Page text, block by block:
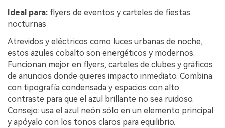
Ideal para: flyers de eventos y carteles de fiestas
nocturnas
Atrevidos y eléctricos como luces urbanas de noche,
estos azules cobalto son energéticos y modernos.
Funcionan mejor en flyers, carteles de clubes y gráficos
de anuncios donde quieres impacto inmediato. Combina
con tipografía condensada y espacios con alto
contraste para que el azul brillante no sea ruidoso.
Consejo: usa el azul neón sólo en un elemento principal
y apóyalo con los tonos claros para equilibrio.